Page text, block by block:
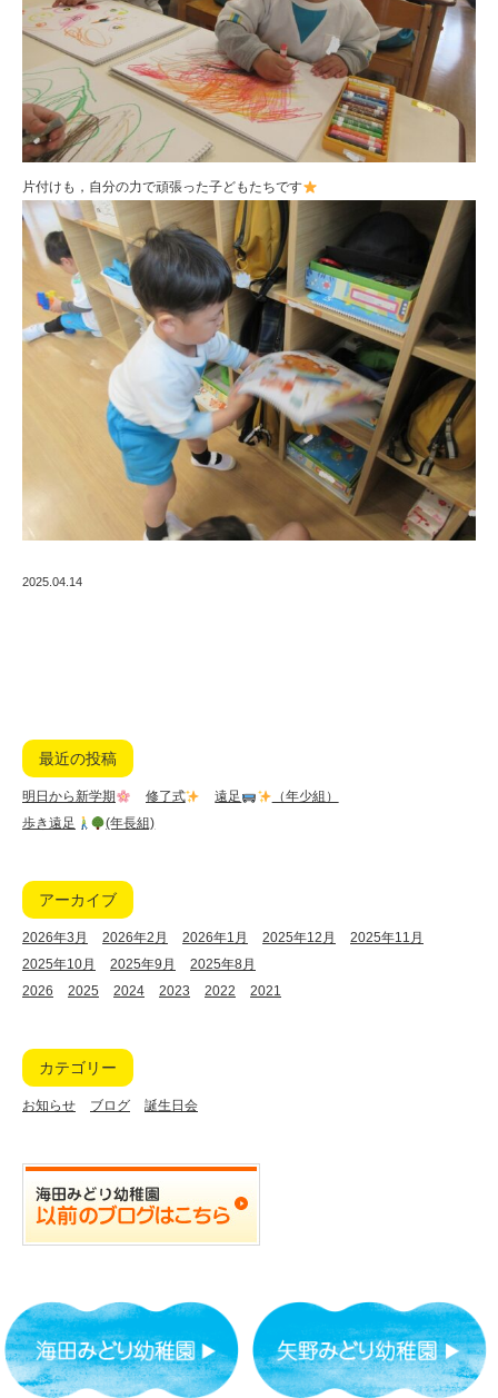
片付けも，自分の力で頑張った子どもたちです
2025.04.14
最近の投稿
明日から新学期 修了式 遠足
（年少組）
歩き遠足
(年長組)
アーカイブ
2026年3月 2026年2月 2026年1月 2025年12月
2025年11月
2025年10月
2025年9月
2025年8月
2026
2025 2024 2023 2022 2021
カテゴリー
お知らせ ブログ 誕生日会